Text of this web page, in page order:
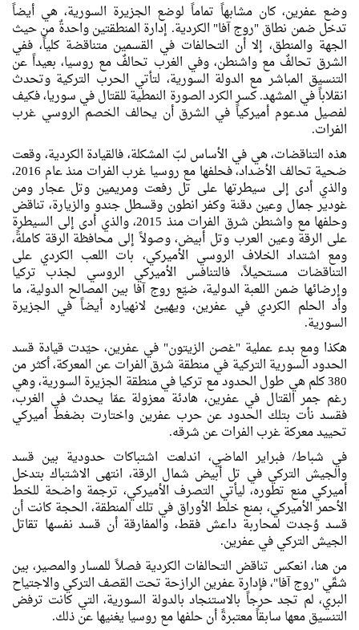
وضع عفرين، كان مشابهاً تماماً لوضع الجزيرة السورية، هي أيضاً
تدخل ضمن نطاق "روج آفا" الكردية. إدارة المنطقتين واحدةٌ من حيث
الجهة والمنطق، إلا أن التحالفات في القسمين متناقضة كلياً، ففي
الشرق تحالفٌ مع واشنطن، وفي الغرب تحالفٌ مع روسيا، بعيداً عن
التنسيق المباشر مع الدولة السورية، لتأتي الحرب التركية وتحدث
انقلاباً في المشهد. كسر الكرد الصورة النمطية للقتال في سوريا، فكيف
لفصيل مدعوم أميركياً في الشرق أن يحالف الخصم الروسي غرب
الفرات.
هذه التناقضات، هي في الأساس لبّ المشكلة، فالقيادة الكردية، وقعت
ضحية تحالف الأضداد، فحلفها مع روسيا غرب الفرات منذ عام 2016،
والذي أدى إلى سيطرتها على تل رفعت ومريمين وتل عجار ومن
غودير جمال وعين دقنة وكفر انطون وقسطل جندو والزيارة، تناقض
وحلفها مع واشنطن شرق الفرات منذ 2015، والذي أدى إلى السيطرة
على الرقة وعين العرب وتل أبيض، وصولاً إلى محافظة الرقة كاملةً،
ومع اشتداد الخلاف الروسي الأميركي، بات اللعب الكردي على
التناقضات مستحيلاً، فالتنافس الأميركي الروسي لجذب تركيا
وإرضائها ضمن اللعبة الدولية، ضيّع روج آفا بين المصالح الدولية، ما
وأد الحلم الكردي في عفرين، ويهيئ لانهياره أيضاً في الجزيرة
السورية.
هكذا ومع بدء عملية "غصن الزيتون" في عفرين، حيّدت قيادة قسد
الحدود السورية التركية في منطقة شرق الفرات عن المعركة، أكثر من
380 كلم هي طول الحدود مع تركيا في منطقة الجزيرة السورية، وهي
رغم جمر القتال في عفرين، هادئة معزولة عمّا يحدث في الغرب،
فقسد نأت بتلك الحدود عن حرب عفرين واختارت بضغط أميركي
تحييد معركة غرب الفرات عن شرقه.
في شباط/ فبراير الماضي، اندلعت اشتباكات حدودية بين قسد
والجيش التركي في تل أبيض شمال الرقة، انتهى الاشتباك بتدخل
أميركي منع تطوره، ليأتي التصرف الأميركي، ترجمة واضحة للخط
الأحمر الأميركي، بمنع خلط الأوراق في تلك المنطقة، الحجة كانت أن
قسد وُجدت لمحاربة داعش فقط، والمفارقة أن قسد نفسها تقاتل
الجيش التركي في عفرين.
من هنا، انعكس تناقض التحالفات الكردية فصلاً للمسار والمصير، بين
شقّي "روج آفا"، فإدارة عفرين الرازحة تحت القصف التركي والاجتياح
البري، لم تجد حرجاً بالاستنجاد بالدولة السورية، التي كانت ترفض
التنسيق معها سابقاً معتبرةً أن حلفها مع روسيا يغنيها عن ذلك.